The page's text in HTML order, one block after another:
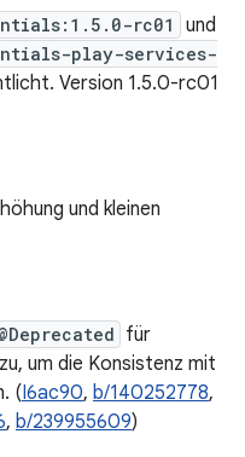
rc01 und
play-services-
Version 1.5.0-rc01
und kleinen
für
um die Konsistenz mit
(I6ac90, b/140252778,
, b/239955609)